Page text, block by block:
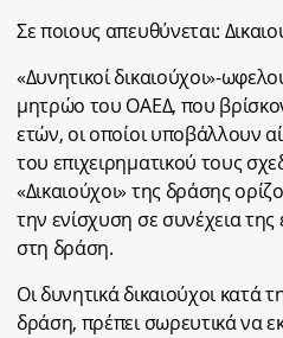
Σε ποιους απευθύνεται:
«Δυνητικοί δικαιούχοι»-
μητρώο του ΟΑΕΔ, που
ετών, οι οποίοι υποβάλλουν
του επιχειρηματικού τους
«Δικαιούχοι» της δράσης
την ενίσχυση σε συνέχεια
στη δράση.
Οι δυνητικά δικαιούχοι
δράση, πρέπει σωρευτικά να